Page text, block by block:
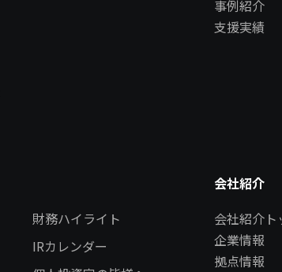
事例紹介
支援実績
財務ハイライト
IRカレンダー
会社紹介
会社紹介ト
企業情報
拠点情報